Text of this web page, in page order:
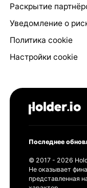
Раскрытие
Уведомление о
Политика cookie
Настройки cookie
Последнее
© 2017 - 2026
Не оказывает
представленная